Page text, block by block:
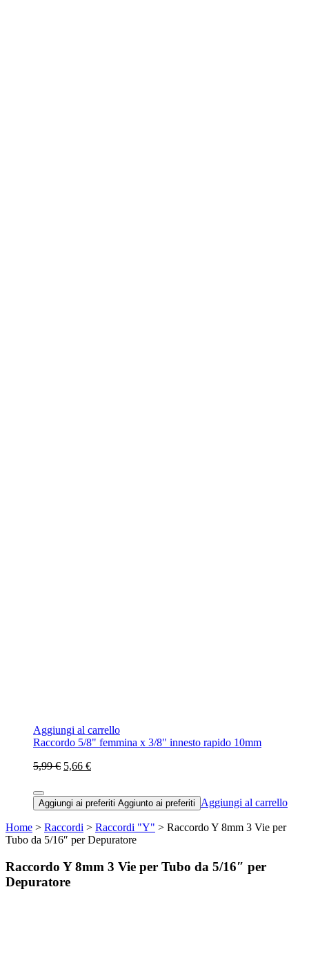
Aggiungi al carrello
Raccordo 5/8" femmina x 3/8" innesto rapido 10mm
5,99 € 5,66 €
Aggiungi ai preferiti Aggiunto ai preferiti Aggiungi al carrello
Home > Raccordi > Raccordi "Y" > Raccordo Y 8mm 3 Vie per
Tubo da 5/16″ per Depuratore
Raccordo Y 8mm 3 Vie per Tubo da 5/16″ per
Depuratore